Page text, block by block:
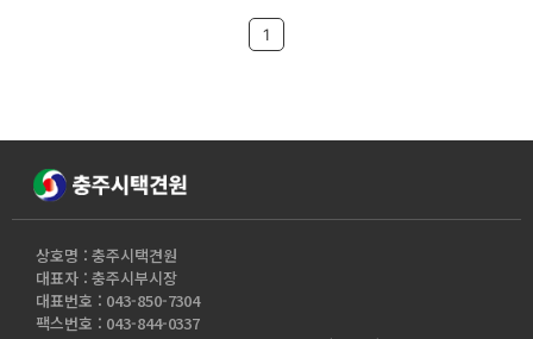
1
상호명 : 충주시택견원
대표자 : 충주시부시장
대표번호 : 043-850-7304
팩스번호 : 043-844-0337